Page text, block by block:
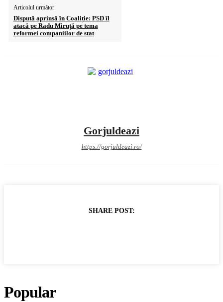
Articolul următor
Dispută aprinsă în Coaliție: PSD îl
atacă pe Radu Miruță pe tema
reformei companiilor de stat
Gorjuldeazi
https://gorjuldeazi.ro/
SHARE POST:
Popular